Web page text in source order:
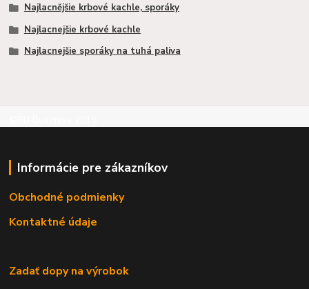
Najlacnějšie krbové kachle, sporáky
Najlacnejšie krbové kachle
Najlacnejšie sporáky na tuhá paliva
Informácie pre zákazníkov
Obchodné podmienky
Kontaktné údaje
Zadať dopy na výrobok